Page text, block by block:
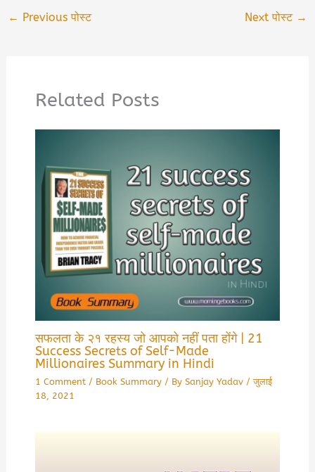
← Previous पोस्ट Next पोस्ट →
Related Posts
सफलता के २१ रहस्य जो आपको नहीं पता होंगे | 21
Success Secrets of Self-Made
Millionaires Summary in Hindi
1 Comment / Book Summary/ By Sanjay Yadav /जुलाई
18, 2021